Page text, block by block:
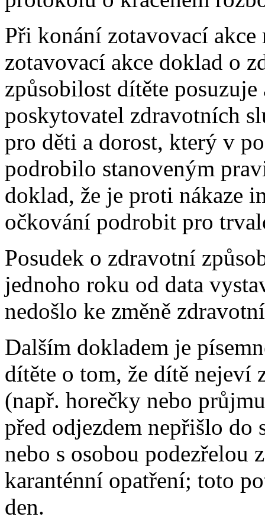
Při konání zotavovací
zotavovací akce doklad o
způsobilost dítěte
poskytovatel zdravotních
pro děti a dorost, který v
podrobilo stanoveným
doklad, že je proti nákaze
očkování podrobit pro
Posudek o zdravotní
jednoho roku od data
nedošlo ke změně
Dalším dokladem je
dítěte o tom, že dítě nejeví
(např. horečky nebo
před odjezdem nepřišlo
nebo s osobou podezřelou
karanténní opatření; toto
den.